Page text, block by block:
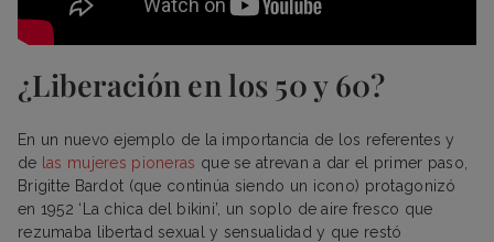
¿Liberación en los 50 y 60?
En un nuevo ejemplo de la importancia de los referentes y
de las mujeres pioneras que se atrevan a dar el primer paso,
Brigitte Bardot (que continúa siendo un icono) protagonizó
en 1952 ‘La chica del bikini’, un soplo de aire fresco que
rezumaba libertad sexual y sensualidad y que restó